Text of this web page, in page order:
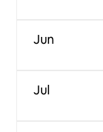
Jun
Jul